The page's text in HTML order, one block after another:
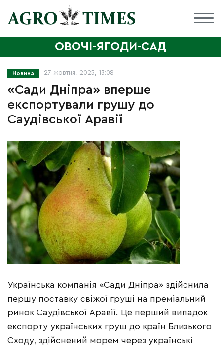
ОВОЧІ-ЯГОДИ-САД
Новина 27 жовтня, 2025, 13:08
«Сади Дніпра» вперше
експортували грушу до
Саудівської Аравії
Українська компанія «Сади Дніпра» здійснила
першу поставку свіжої груші на преміальний
ринок Саудівської Аравії. Це перший випадок
експорту українських груш до країн Близького
Сходу, здійснений морем через українські